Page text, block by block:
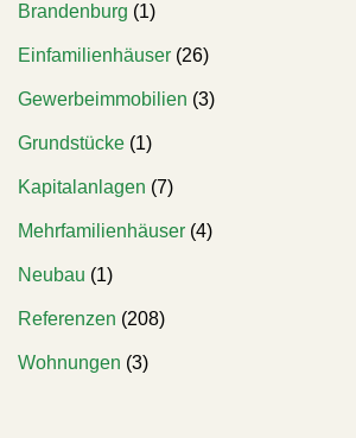
Brandenburg (1)
Einfamilienhäuser (26)
Gewerbeimmobilien (3)
Grundstücke (1)
Kapitalanlagen (7)
Mehrfamilienhäuser (4)
Neubau (1)
Referenzen (208)
Wohnungen (3)